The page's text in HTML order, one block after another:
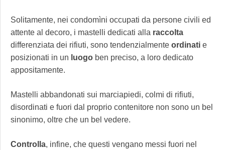
Solitamente, nei condomìni occupati da persone civili ed
attente al decoro, i mastelli dedicati alla raccolta
differenziata dei rifiuti, sono tendenzialmente ordinati e
posizionati in un luogo ben preciso, a loro dedicato
appositamente.
Mastelli abbandonati sui marciapiedi, colmi di rifiuti,
disordinati e fuori dal proprio contenitore non sono un bel
sinonimo, oltre che un bel vedere.
Controlla, infine, che questi vengano messi fuori nel